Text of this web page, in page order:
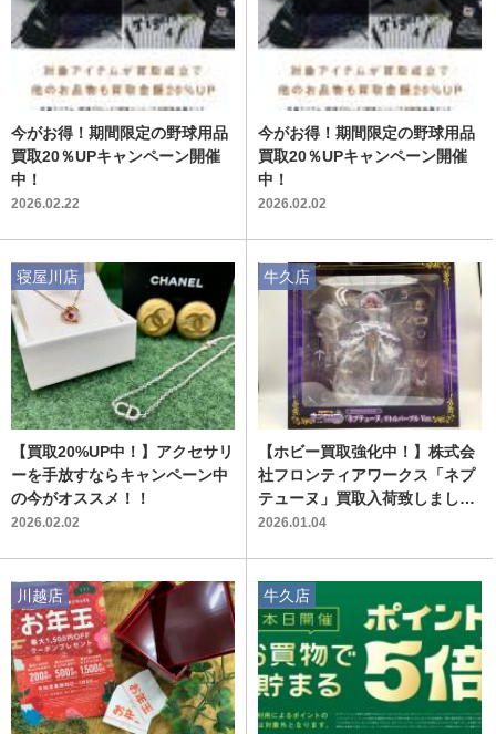
今がお得！期間限定の野球用品
買取20％UPキャンペーン開催
中！
2026.02.22
今がお得！期間限定の野球用品
買取20％UPキャンペーン開催
中！
2026.02.02
【買取20%UP中！】アクセサリ
ーを手放すならキャンペーン中
の今がオススメ！！
2026.02.02
寝屋川店
【ホビー買取強化中！】株式会
社フロンティアワークス「ネプ
テューヌ」買取入荷致しまし
た！
2026.01.04
牛久店
川越店 牛久店